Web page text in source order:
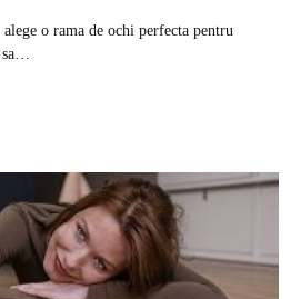
o rama de ochi perfecta pentru